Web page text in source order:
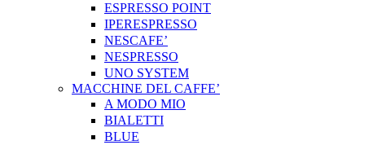
ESPRESSO POINT
IPERESPRESSO
NESCAFE’
NESPRESSO
UNO SYSTEM
MACCHINE DEL CAFFE’
A MODO MIO
BIALETTI
BLUE